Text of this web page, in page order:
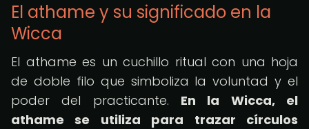
El athame y su significado en la
Wicca
El athame es un cuchillo ritual con una hoja
de doble filo que simboliza la voluntad y el
poder del practicante. En la Wicca, el
athame se utiliza para trazar círculos